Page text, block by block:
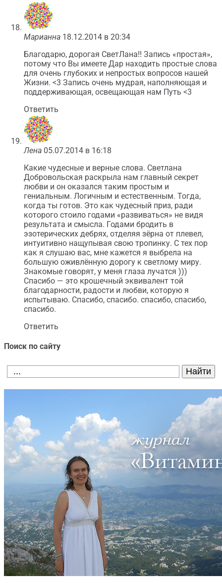
Марианна 18.12.2014 в 20:34
Благодарю, дорогая СветЛана!! Запись «простая»,
потому что Вы имеете Дар находить простые слова
для очень глубоких и непростых вопросов нашей
Жизни. <3 Запись очень мудрая, наполняющая и
поддерживающая, освещающая нам Путь <3
Ответить
Лена 05.07.2014 в 16:18
Какие чудесные и верные слова. Светлана
Добровольская раскрыла нам главный секрет
любви и он оказался таким простым и
гениальным. Логичным и естественным. Тогда,
когда ты готов. Это как чудесный приз, ради
которого стоило годами «развиваться» не видя
результата и смысла. Годами бродить в
эзотерических дебрях, отделяя зёрна от плевел,
интуитивно нащупывая свою тропинку. С тех пор
как я слушаю вас, мне кажется я выбрела на
большую оживлённую дорогу к светлому миру.
Знакомые говорят, у меня глаза лучатся )))
Спасибо — это крошечный эквивалент той
благодарности, радости и любви, которую я
испытываю. Спасибо, спасибо. спасибо, спасибо,
спасибо.
Ответить
Поиск по сайту